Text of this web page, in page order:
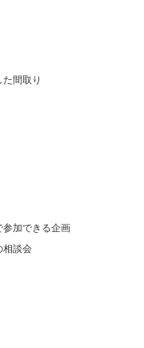
間取り
参加できる企画
相談会